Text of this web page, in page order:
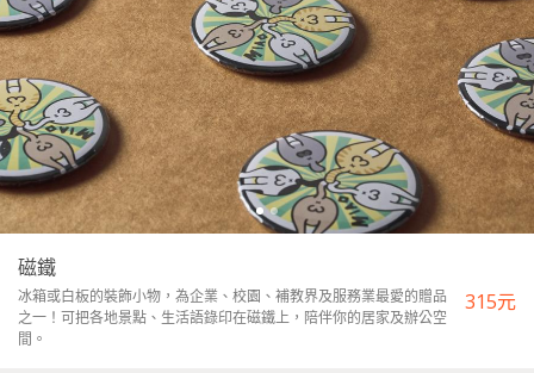
磁鐵
冰箱或白板的裝飾小物，為企業、校園、補教界及服務業最愛的贈品
之一！可把各地景點、生活語錄印在磁鐵上，陪伴你的居家及辦公空
間。
315元